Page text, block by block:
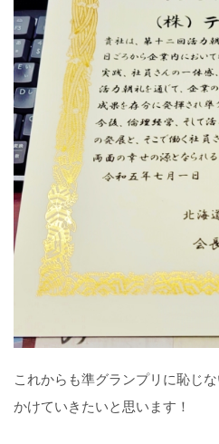
これからも準グランプリに恥じ
かけていきたいと思います！